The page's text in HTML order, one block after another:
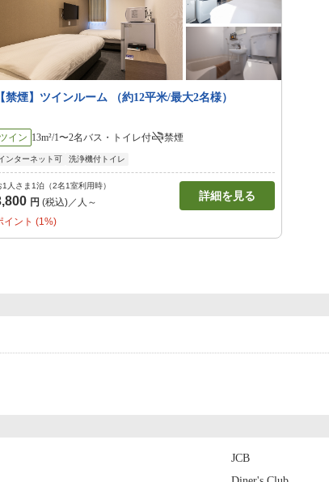
【禁煙】ツインルーム （約12平米/最大2名様）
ツイン 13m²/1〜2名バス・トイレ付 禁煙
ンターネット可 洗浄機付トイレ
1人さま1泊（2名1室利用時）
円 (税込)／人～ 詳細を見る
イント (1%)
JCB